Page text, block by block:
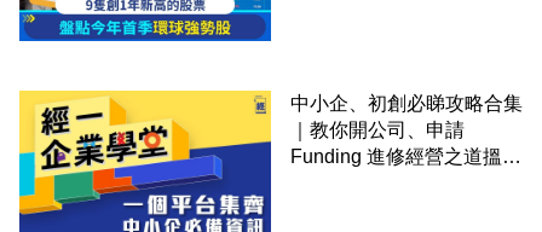
中小企、初創必睇攻略合集
｜教你開公司、申請
Funding 進修經營之道搵大